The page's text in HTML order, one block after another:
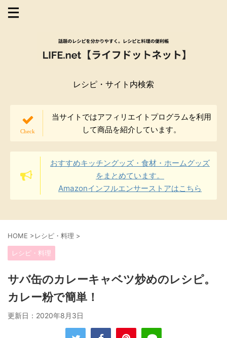
レシピ・サイト内検索
当サイトではアフィリエイトプログラムを利用
して商品を紹介しています。
おすすめキッチングッズ・食材・ホームグッズ
をまとめています。
Amazonインフルエンサーストアはこちら
HOME >レシピ・料理 >
レシピ・料理
サバ缶のカレーキャベツ炒めのレシピ。
カレー粉で簡単！
更新日： 2020年8月3日